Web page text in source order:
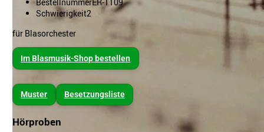
BestellnummerER-1109
Schwierigkeit2
für Blasorchester
Im Blasmusik-Shop bestellen
Muster Besetzungsliste
Hörproben